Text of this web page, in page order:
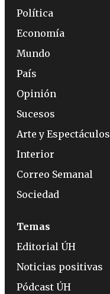
Política
Economía
Mundo
País
Opinión
Sucesos
Arte y Espectáculos
Interior
Correo Semanal
Sociedad
Temas
Editorial ÚH
Noticias positivas
Pódcast ÚH